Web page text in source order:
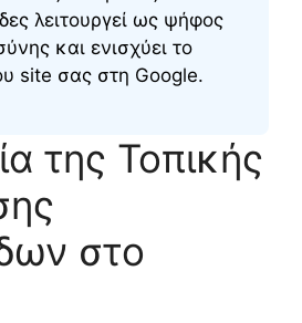
λειτουργεί ως ψήφος
και ενισχύει το
site σας στη Google.
της Τοπικής
στο